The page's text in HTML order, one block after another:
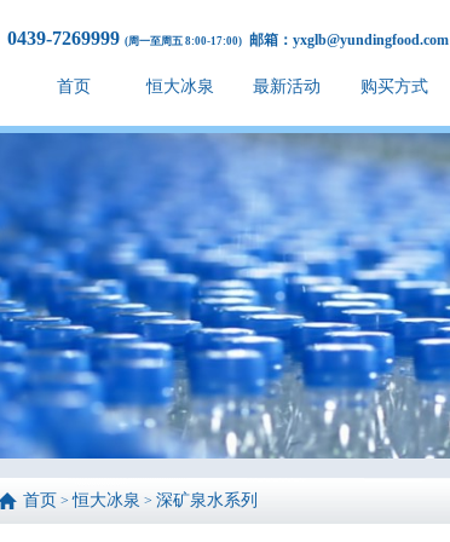
0439-7269999 (周一至周五 8:00-17:00) 邮箱：yxglb@yundingfood.com
首页 恒大冰泉 最新活动 购买方式
首页 > 恒大冰泉 > 深矿泉水系列